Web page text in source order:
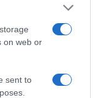
on web or
sent to